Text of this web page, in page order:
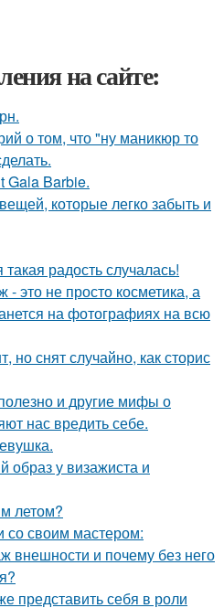
на сайте:
о том, что "ну маникюр то
Gala Barbie.
которые легко забыть и
радость случалась!
это не просто косметика, а
на фотографиях на всю
но снят случайно, как сторис
и другие мифы о
нас вредить себе.
у визажиста и
летом?
со своим мастером:
внешности и почему без него
представить себя в роли